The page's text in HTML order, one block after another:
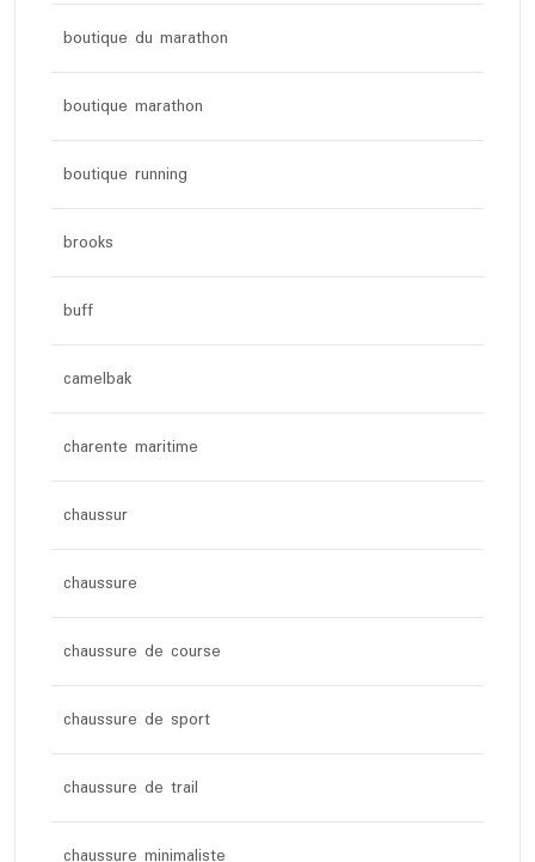
boutique du marathon
boutique marathon
boutique running
brooks
buff
camelbak
charente maritime
chaussur
chaussure
chaussure de course
chaussure de sport
chaussure de trail
chaussure minimaliste